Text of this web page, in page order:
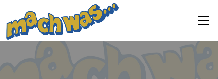
springen
Menü